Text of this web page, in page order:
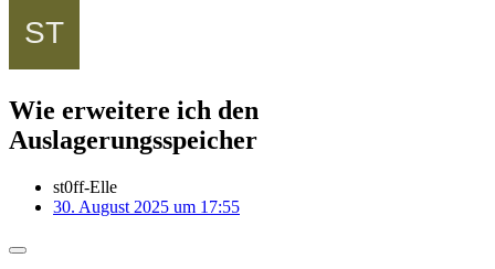
Wie erweitere ich den
Auslagerungsspeicher
st0ff-Elle
30. August 2025 um 17:55